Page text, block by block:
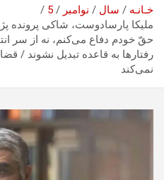
خـانـه سال نوامبر
5
ملیکا پارسادوست، شاکی پرونده
حقّ خودم دفاع می‌کنم، نه از سر
رفتار‌ها به قاعده تبدیل نشوند /
نمی‌کند